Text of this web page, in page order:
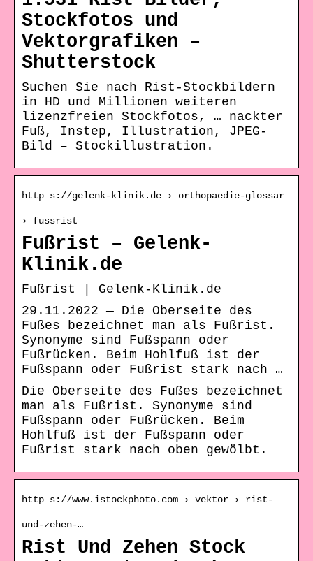
Stockfotos und
Vektorgrafiken –
Shutterstock
Suchen Sie nach Rist-Stockbildern
in HD und Millionen weiteren
lizenzfreien Stockfotos, … nackter
Fuß, Instep, Illustration, JPEG-
Bild – Stockillustration.
http s://gelenk-klinik.de › orthopaedie-glossar
› fussrist
Fußrist – Gelenk-
Klinik.de
Fußrist | Gelenk-Klinik.de
29.11.2022 — Die Oberseite des
Fußes bezeichnet man als Fußrist.
Synonyme sind Fußspann oder
Fußrücken. Beim Hohlfuß ist der
Fußspann oder Fußrist stark nach …
Die Oberseite des Fußes bezeichnet
man als Fußrist. Synonyme sind
Fußspann oder Fußrücken. Beim
Hohlfuß ist der Fußspann oder
Fußrist stark nach oben gewölbt.
http s://www.istockphoto.com › vektor › rist-
und-zehen-…
Rist Und Zehen Stock